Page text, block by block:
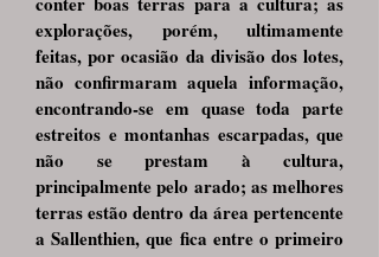
explorações, porém, ultimamente
feitas, por ocasião da divisão dos lotes,
não confirmaram aquela informação,
encontrando-se em quase toda parte
estreitos e montanhas escarpadas, que
não se prestam à cultura,
principalmente pelo arado; as melhores
terras estão dentro da área pertencente
a Sallenthien, que fica entre o primeiro